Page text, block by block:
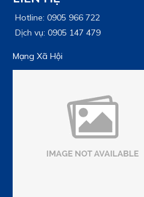
Hotline: 0905 966 722
Dịch vụ: 0905 147 479
Mạng Xã Hội